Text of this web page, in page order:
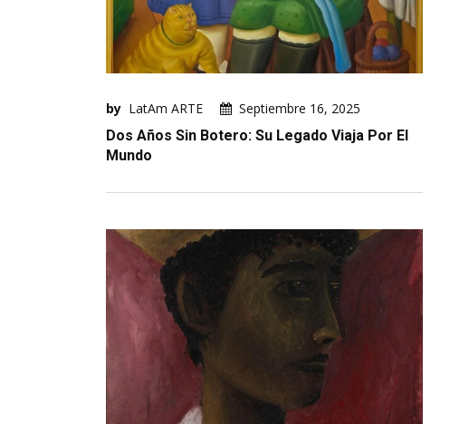
by LatAm ARTE
Septiembre 16, 2025
Dos Años Sin Botero: Su Legado Viaja Por El
Mundo